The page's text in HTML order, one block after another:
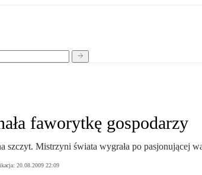
faworytkę gospodarzy
szczyt. Mistrzyni świata wygrała po pasjonującej
20.08.2009 22:09